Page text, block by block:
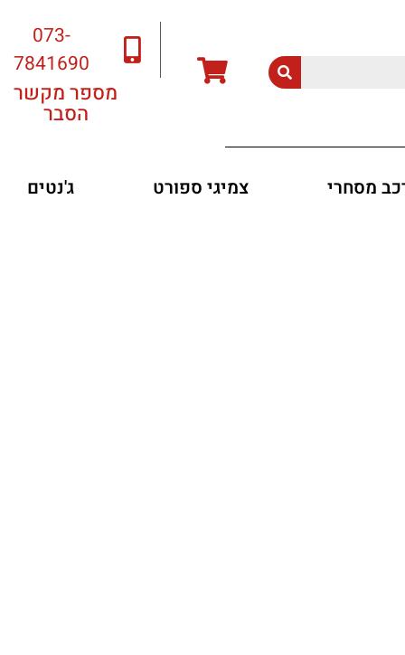
073-
7841690
מספר מקשר
הסבר
מסחרי צמיגי ספורט ג'נטים